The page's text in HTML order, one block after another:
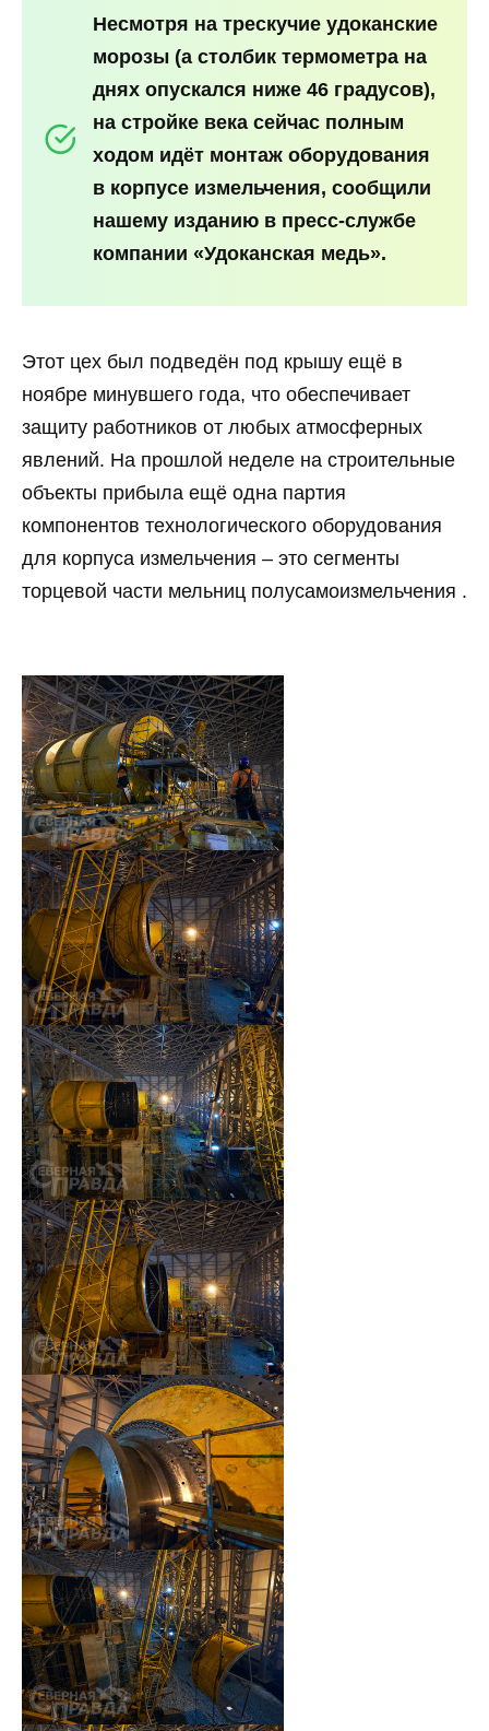
Несмотря на трескучие удоканские
морозы (а столбик термометра на
днях опускался ниже 46 градусов),
на стройке века сейчас полным
ходом идёт монтаж оборудования
в корпусе измельчения, сообщили
нашему изданию в пресс-службе
компании «Удоканская медь».
Этот цех был подведён под крышу ещё в
ноябре минувшего года, что обеспечивает
защиту работников от любых атмосферных
явлений. На прошлой неделе на строительные
объекты прибыла ещё одна партия
компонентов технологического оборудования
для корпуса измельчения – это сегменты
торцевой части мельниц полусамоизмельчения .